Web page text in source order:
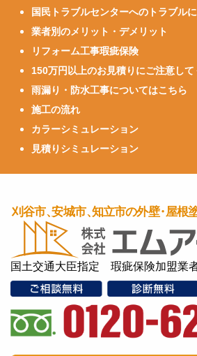
国民トラブルセンターへのトラブルに
業者別のメリット・デメリット
リフォーム工事瑕疵保険
150万円以上のお見積りにご注意して
雨漏り・防水工事についてはこちら
施工の流れ
カラーシミュレーション
見積りシミュレーション
国土交通大臣指定 瑕疵保険加盟業